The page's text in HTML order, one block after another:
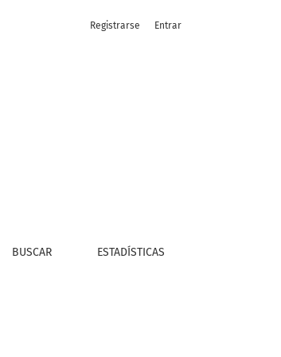
BUSCAR ESTADÍSTICAS
Registrarse Entrar